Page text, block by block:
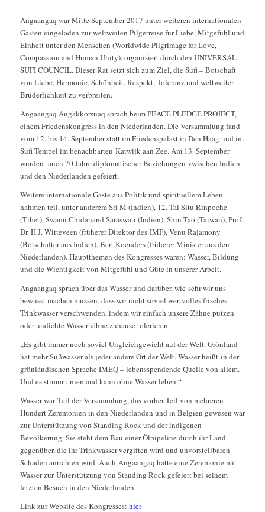
Angaangaq war Mitte September 2017 unter weiteren internationalen
Gästen eingeladen zur weltweiten Pilgerreise für Liebe, Mitgefühl und
Einheit unter den Menschen (Worldwide Pilgrimage for Love,
Compassion and Human Unity), organisiert durch den UNIVERSAL
SUFI COUNCIL. Dieser Rat setzt sich zum Ziel, die Sufi – Botschaft
von Liebe, Harmonie, Schönheit, Respekt, Toleranz und weltweiter
Brüderlichkeit zu verbreiten.
Angaangaq Angakkorsuaq sprach beim PEACE PLEDGE PROJECT,
einem Friedenskongress in den Niederlanden. Die Versammlung fand
vom 12. bis 14. September statt im Friedenspalast in Den Haag und im
Sufi Tempel im benachbarten Katwijk aan Zee. Am 13. September
wurden auch 70 Jahre diplomatischer Beziehungen zwischen Indien
und den Niederlanden gefeiert.
Weitere internationale Gäste aus Politik und spirituellem Leben
nahmen teil, unter anderem Sri M (Indien), 12. Tai Situ Rinpoche
(Tibet), Swami Chidanand Saraswati (Indien), Shin Tao (Taiwan), Prof.
Dr. H.J. Witteveen (früherer Direktor des IMF), Venu Rajamony
(Botschafter aus Indien), Bert Koenders (früherer Minister aus den
Niederlanden). Hauptthemen des Kongresses waren: Wasser, Bildung
und die Wichtigkeit von Mitgefühl und Güte in unserer Arbeit.
Angaangaq sprach über das Wasser und darüber, wie sehr wir uns
bewusst machen müssen, dass wir nicht soviel wertvolles frisches
Trinkwasser verschwenden, indem wir einfach unsere Zähne putzen
oder undichte Wasserhähne zuhause tolerieren.
„Es gibt immer noch soviel Ungleichgewicht auf der Welt. Grönland
hat mehr Süßwasser als jeder andere Ort der Welt. Wasser heißt in der
grönländischen Sprache IMEQ – lebensspendende Quelle von allem.
Und es stimmt: niemand kann ohne Wasser leben.“
Wasser war Teil der Versammlung, das vorher Teil von mehreren
Hundert Zeremonien in den Niederlanden und in Belgien gewesen war
zur Unterstützung von Standing Rock und der indigenen
Bevölkerung. Sie steht dem Bau einer Ölpipeline durch ihr Land
gegenüber, die ihr Trinkwasser vergiften wird und unvorstellbaren
Schaden anrichten wird. Auch Angaangaq hatte eine Zeremonie mit
Wasser zur Unterstützung von Standing Rock gefeiert bei seinem
letzten Besuch in den Niederlanden.
Link zur Website des Kongresses: hier